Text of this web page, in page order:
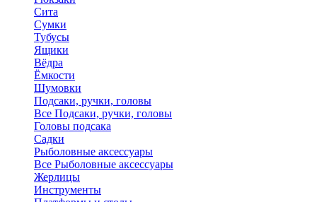
Сита
Сумки
Тубусы
Ящики
Вёдра
Ёмкости
Шумовки
Подсаки, ручки, головы
Все Подсаки, ручки, головы
Головы подсака
Садки
Рыболовные аксессуары
Все Рыболовные аксессуары
Жерлицы
Инструменты